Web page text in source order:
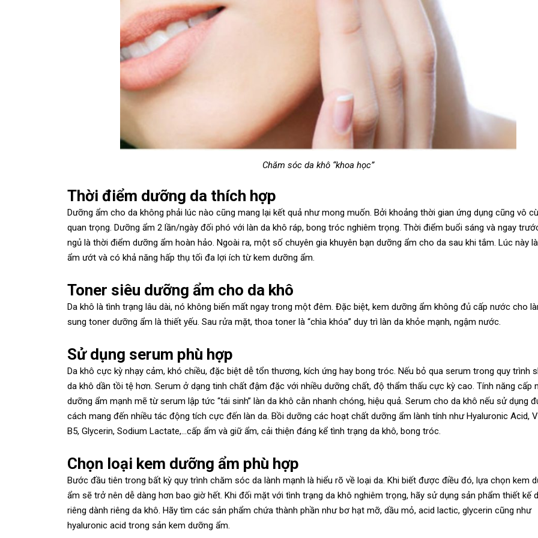
Chăm sóc da khô “khoa học”
Thời điểm dưỡng da thích hợp
Dưỡng ẩm cho da không phải lúc nào cũng mang lại kết quả như mong muốn. Bởi khoảng thời gian ứng dụng cũng vô
quan trọng. Dưỡng ẩm 2 lần/ngày đối phó với làn da khô ráp, bong tróc nghiêm trọng. Thời điểm buổi sáng và ngay
ngủ là thời điểm dưỡng ẩm hoàn hảo. Ngoài ra, một số chuyên gia khuyên bạn dưỡng ẩm cho da sau khi tắm. Lúc này
ẩm ướt và có khả năng hấp thụ tối đa lợi ích từ kem dưỡng ẩm.
Toner siêu dưỡng ẩm cho da khô
Da khô là tình trạng lâu dài, nó không biến mất ngay trong một đêm. Đặc biệt, kem dưỡng ẩm không đủ cấp nước cho
sung toner dưỡng ẩm là thiết yếu. Sau rửa mặt, thoa toner là “chìa khóa” duy trì làn da khỏe mạnh, ngậm nước.
Sử dụng serum phù hợp
Da khô cực kỳ nhạy cảm, khó chiều, đặc biệt dễ tổn thương, kích ứng hay bong tróc. Nếu bỏ qua serum trong quy trình
da khô dần tồi tệ hơn. Serum ở dạng tinh chất đậm đặc với nhiều dưỡng chất, độ thẩm thấu cực kỳ cao. Tính năng cấp
dưỡng ẩm mạnh mẽ từ serum lập tức “tái sinh” làn da khô cằn nhanh chóng, hiệu quả. Serum cho da khô nếu sử dụng
cách mang đến nhiều tác động tích cực đến làn da. Bồi dưỡng các hoạt chất dưỡng ẩm lành tính như Hyaluronic Acid,
B5, Glycerin, Sodium Lactate,…cấp ẩm và giữ ẩm, cải thiện đáng kể tình trạng da khô, bong tróc.
Chọn loại kem dưỡng ẩm phù hợp
Bước đầu tiên trong bất kỳ quy trình chăm sóc da lành mạnh là hiểu rõ về loại da. Khi biết được điều đó, lựa chọn kem
ẩm sẽ trở nên dễ dàng hơn bao giờ hết. Khi đối mặt với tình trạng da khô nghiêm trọng, hãy sử dụng sản phẩm thiết kế
riêng dành riêng da khô. Hãy tìm các sản phẩm chứa thành phần như bơ hạt mỡ, dầu mỏ, acid lactic, glycerin cũng như
hyaluronic acid trong sản kem dưỡng ẩm.